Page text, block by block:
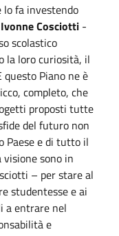
fa investendo
Cosciotti -
scolastico
la loro curiosità, il
Piano ne è
completo, che
proposti tutte
del futuro non
Paese e di tutto il
sono in
– per stare al
studentesse e ai
a entrare nel
e